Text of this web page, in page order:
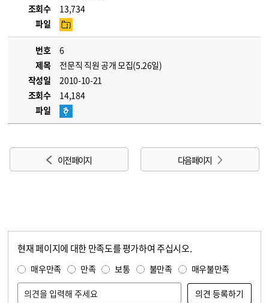
조회수
13,734
파일
번호
6
제목
전문직 직원 공개 모집(5.26일)
작성일
2010-10-21
조회수
14,184
파일
이전 페이지 다음 페이지
현재 페이지에 대한 만족도를 평가하여 주십시오.
매우만족 만족 보통 불만족 매우불만족